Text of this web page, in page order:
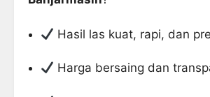
Hasil las kuat, rapi, dan
Harga bersaing dan